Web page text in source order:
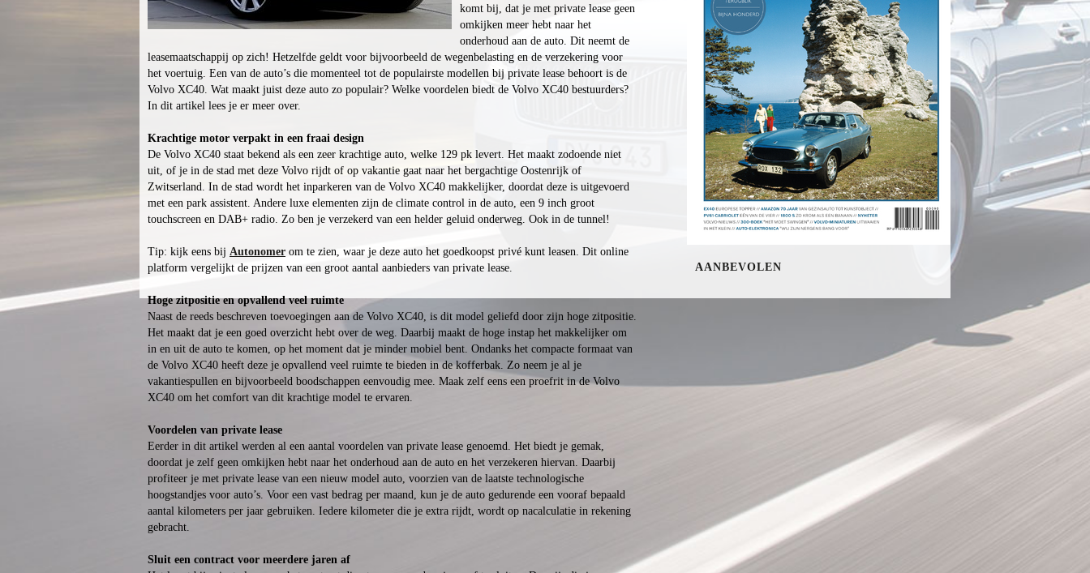
komt bij, dat je met private lease geen
omkijken meer hebt naar het
onderhoud aan de auto. Dit neemt de
leasemaatschappij op zich! Hetzelfde geldt voor bijvoorbeeld de wegenbelasting en de verzekering voor
het voertuig. Een van de auto’s die momenteel tot de populairste modellen bij private lease behoort is de
Volvo XC40. Wat maakt juist deze auto zo populair? Welke voordelen biedt de Volvo XC40 bestuurders?
In dit artikel lees je er meer over.
Krachtige motor verpakt in een fraai design
De Volvo XC40 staat bekend als een zeer krachtige auto, welke 129 pk levert. Het maakt zodoende niet
uit, of je in de stad met deze Volvo rijdt of op vakantie gaat naar het bergachtige Oostenrijk of
Zwitserland. In de stad wordt het inparkeren van de Volvo XC40 makkelijker, doordat deze is uitgevoerd
met een park assistent. Andere luxe elementen zijn de climate control in de auto, een 9 inch groot
touchscreen en DAB+ radio. Zo ben je verzekerd van een helder geluid onderweg. Ook in de tunnel!
Tip: kijk eens bij Autonomer om te zien, waar je deze auto het goedkoopst privé kunt leasen. Dit online
platform vergelijkt de prijzen van een groot aantal aanbieders van private lease.
Hoge zitpositie en opvallend veel ruimte
Naast de reeds beschreven toevoegingen aan de Volvo XC40, is dit model geliefd door zijn hoge zitpositie.
Het maakt dat je een goed overzicht hebt over de weg. Daarbij maakt de hoge instap het makkelijker om
in en uit de auto te komen, op het moment dat je minder mobiel bent. Ondanks het compacte formaat van
de Volvo XC40 heeft deze je opvallend veel ruimte te bieden in de kofferbak. Zo neem je al je
vakantiespullen en bijvoorbeeld boodschappen eenvoudig mee. Maak zelf eens een proefrit in de Volvo
XC40 om het comfort van dit krachtige model te ervaren.
Voordelen van private lease
Eerder in dit artikel werden al een aantal voordelen van private lease genoemd. Het biedt je gemak,
doordat je zelf geen omkijken hebt naar het onderhoud aan de auto en het verzekeren hiervan. Daarbij
profiteer je met private lease van een nieuw model auto, voorzien van de laatste technologische
hoogstandjes voor auto’s. Voor een vast bedrag per maand, kun je de auto gedurende een vooraf bepaald
aantal kilometers per jaar gebruiken. Iedere kilometer die je extra rijdt, wordt op nacalculatie in rekening
gebracht.
Sluit een contract voor meerdere jaren af
AANBEVOLEN